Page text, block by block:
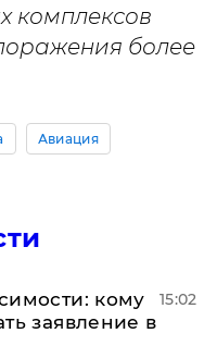
комплексов
более
Авиация
кому
заявление в
15:02